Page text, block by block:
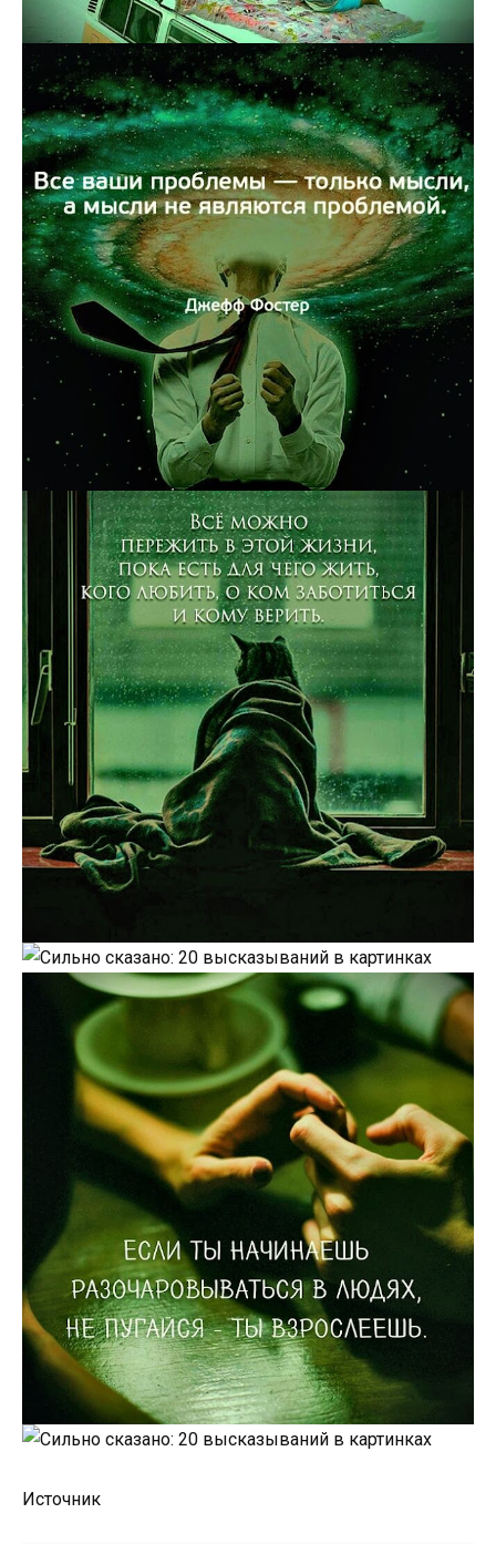
Источник